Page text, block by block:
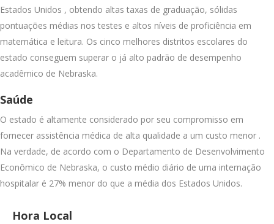
Estados Unidos , obtendo altas taxas de graduação, sólidas
pontuações médias nos testes e altos níveis de proficiência em
matemática e leitura. Os cinco melhores distritos escolares do
estado conseguem superar o já alto padrão de desempenho
acadêmico de Nebraska.
Saúde
O estado é altamente considerado por seu compromisso em
fornecer assistência médica de alta qualidade a um custo menor .
Na verdade, de acordo com o Departamento de Desenvolvimento
Econômico de Nebraska, o custo médio diário de uma internação
hospitalar é 27% menor do que a média dos Estados Unidos.
Hora Local